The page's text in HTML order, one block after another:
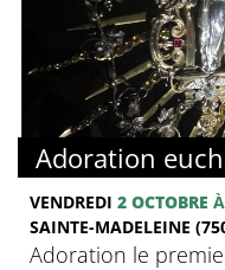
Adoration
VENDREDI 2 OCTOBRE
SAINTE-MADELEINE
Adoration le